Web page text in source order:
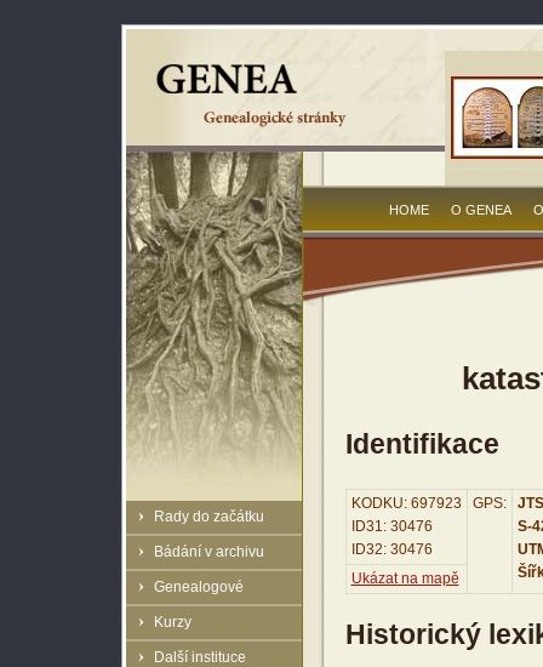
Rady do začátku
Bádání v archivu
Genealogové
Kurzy
Další instituce
HOME O GENEA
Identifikace
KODKU: 697923
ID31: 30476
ID32: 30476
GPS:
S-
Ukázat na mapě
Historický